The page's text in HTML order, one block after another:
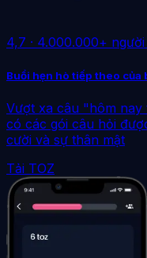
4,7 · 4.000.000+ người
Buổi hẹn hò tiếp theo của
Vượt xa câu "hôm nay
có các gói câu hỏi
cười và sự thân mật
Tải TOZ